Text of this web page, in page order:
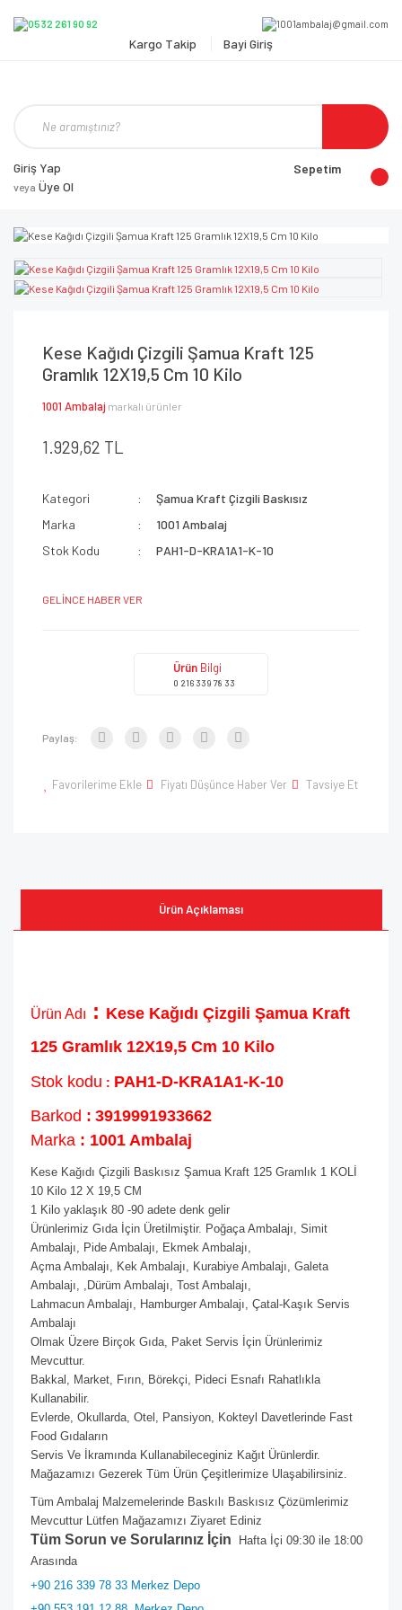
Kargo Takip Bayi Giriş
Giriş Yap
veya Üye Ol
Sepetim
Kese Kağıdı Çizgili Şamua Kraft 125
Gramlık 12X19,5 Cm 10 Kilo
1001 Ambalaj markalı ürünler
1.929,62 TL
Kategori
Şamua Kraft Çizgili Baskısız
Marka
1001 Ambalaj
Stok Kodu
PAH1-D-KRA1A1-K-10
GELİNCE HABER VER
Ürün Bilgi
0 216 339 78 33
Paylaş:
Favorilerime Ekle Fiyatı Düşünce Haber Ver Tavsiye Et
Ürün Açıklaması
Ürün Adı : Kese Kağıdı Çizgili Şamua Kraft
125 Gramlık 12X19,5 Cm 10 Kilo
Stok kodu : PAH1-D-KRA1A1-K-10
Barkod : 3919991933662
Marka : 1001 Ambalaj
Kese Kağıdı Çizgili Baskısız Şamua Kraft 125 Gramlık 1 KOLİ
10 Kilo 12 X 19,5 CM
1 Kilo yaklaşık 80 -90 adete denk gelir
Ürünlerimiz Gıda İçin Üretilmiştir. Poğaça Ambalajı, Simit
Ambalajı, Pide Ambalajı, Ekmek Ambalajı,
Açma Ambalajı, Kek Ambalajı, Kurabiye Ambalajı, Galeta
Ambalajı, ,Dürüm Ambalajı, Tost Ambalajı,
Lahmacun Ambalajı, Hamburger Ambalajı, Çatal-Kaşık Servis
Ambalajı
Olmak Üzere Birçok Gıda, Paket Servis İçin Ürünlerimiz
Mevcuttur.
Bakkal, Market, Fırın, Börekçi, Pideci Esnafı Rahatlıkla
Kullanabilir.
Evlerde, Okullarda, Otel, Pansiyon, Kokteyl Davetlerinde Fast
Food Gıdaların
Servis Ve İkramında Kullanabileceginiz Kağıt Ürünlerdir.
Mağazamızı Gezerek Tüm Ürün Çeşitlerimize Ulaşabilirsiniz.
Tüm Ambalaj Malzemelerinde Baskılı Baskısız Çözümlerimiz
Mevcuttur Lütfen Mağazamızı Ziyaret Ediniz
Tüm Sorun ve Sorularınız İçin Hafta İçi 09:30 ile 18:00
Arasında
+90 216 339 78 33 Merkez Depo